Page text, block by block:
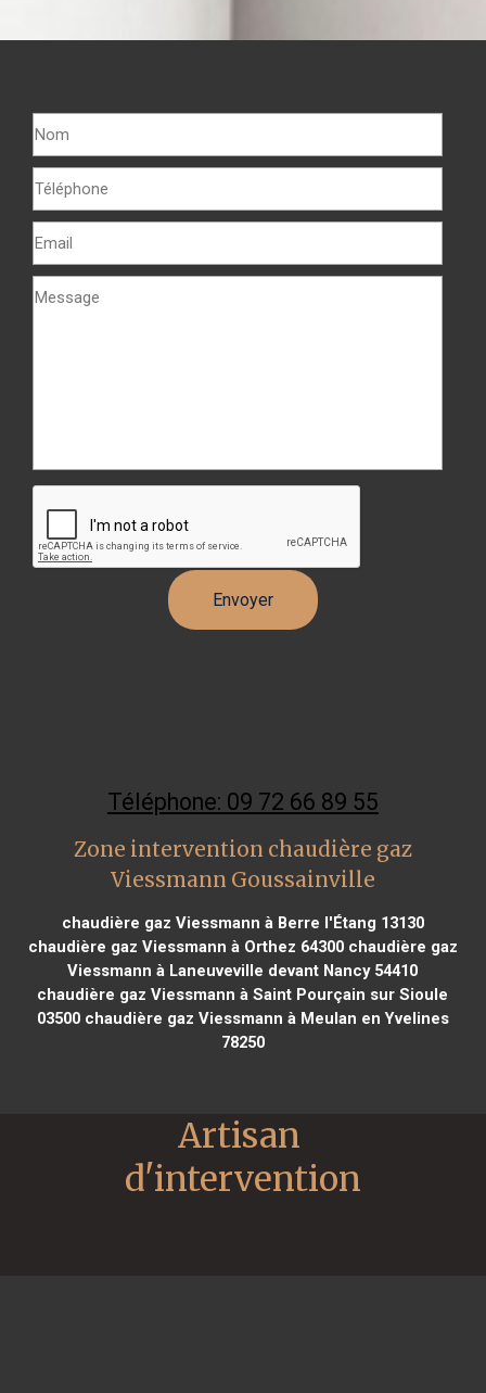
Téléphone: 09 72 66 89 55
Zone intervention chaudière gaz
Viessmann Goussainville
chaudière gaz Viessmann à Berre l'Étang 13130
chaudière gaz Viessmann à Orthez 64300chaudière gaz
Viessmann à Laneuveville devant Nancy 54410
chaudière gaz Viessmann à Saint Pourçain sur Sioule
03500chaudière gaz Viessmann à Meulan en Yvelines
78250
Artisan
d'intervention